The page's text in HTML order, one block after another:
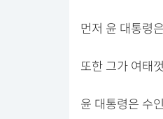
먼저 윤 대통령
또한 그가 여태
윤 대통령은 수